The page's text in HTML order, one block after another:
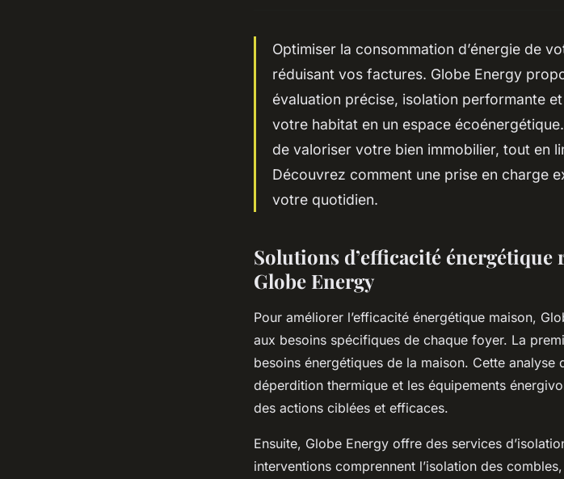
Optimiser la consommation d’énergie de
réduisant vos factures. Globe Energy
évaluation précise, isolation performante
votre habitat en un espace
de valoriser votre bien immobilier, tout en
Découvrez comment une prise en charge
votre quotidien.
Solutions d’efficacité
Globe Energy
Pour améliorer l’efficacité énergétique maison,
aux besoins spécifiques de chaque foyer. La
besoins énergétiques de la maison. Cette
déperdition thermique et les équipements
des actions ciblées et efficaces.
Ensuite, Globe Energy offre des services
interventions comprennent l’isolation des